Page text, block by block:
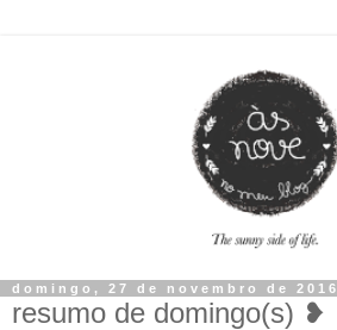
domingo, 27 de novembro de 2016
resumo de domingo(s) ❥